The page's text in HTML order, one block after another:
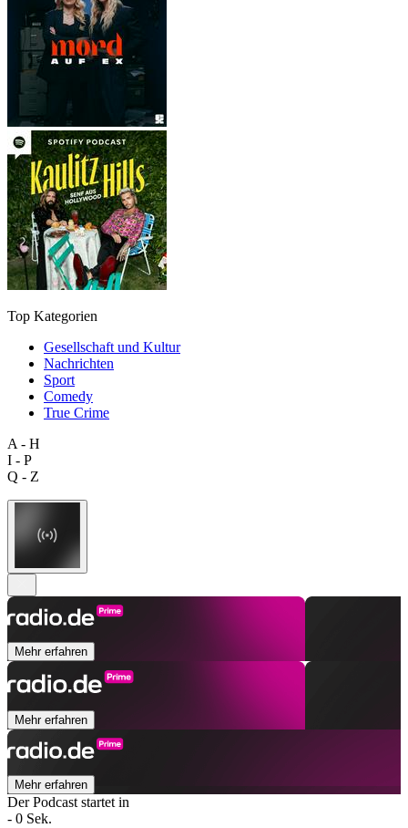
Top Kategorien
Gesellschaft und Kultur
Nachrichten
Sport
Comedy
True Crime
A - H
I - P
Q - Z
Mehr erfahren
Mehr erfahren
Mehr erfahren
Der Podcast startet in
- 0 Sek.